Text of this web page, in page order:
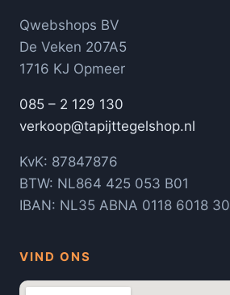
Qwebshops BV
De Veken 207A5
1716 KJ Opmeer
085 – 2 129 130
verkoop@tapijttegelshop.nl
KvK: 87847876
BTW: NL864 425 053 B01
IBAN: NL35 ABNA 0118 6018 30
VIND ONS